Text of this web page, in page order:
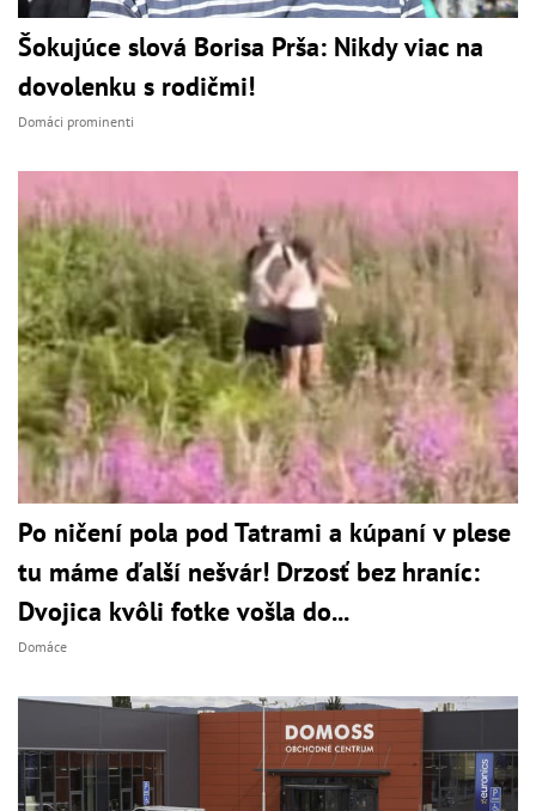
Šokujúce slová Borisa Prša: Nikdy viac na
dovolenku s rodičmi!
Domáci prominenti
Po ničení pola pod Tatrami a kúpaní v plese
tu máme ďalší nešvár! Drzosť bez hraníc:
Dvojica kvôli fotke vošla do...
Domáce